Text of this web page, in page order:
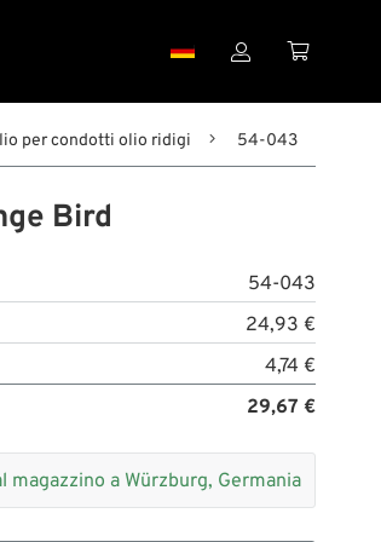
 
per condotti olio ridigi 54-043
Bird
54-043
24,93 €
4,74 €
29,67 €
magazzino a Würzburg, Germania